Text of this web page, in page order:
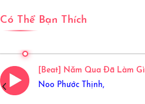
Có Thể Bạn Thích
[Beat] Năm Qua Đã Làm Gì
Noo Phước Thịnh,